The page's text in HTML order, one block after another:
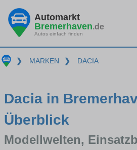
Automarkt
Bremerhaven.de
Autos einfach finden
❯ MARKEN ❯ DACIA
Dacia in
Überblick
Modellwelten,